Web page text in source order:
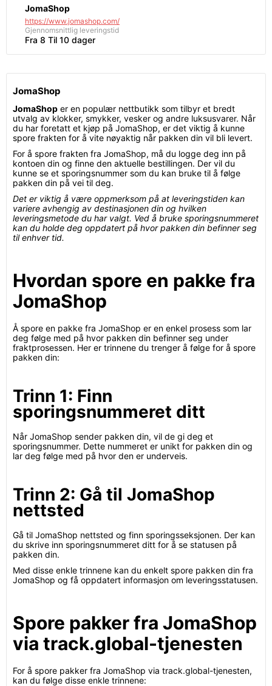
JomaShop
https://www.jomashop.com/
Gjennomsnittlig leveringstid
Fra 8 Til 10 dager
JomaShop
JomaShop er en populær nettbutikk som tilbyr et bredt
utvalg av klokker, smykker, vesker og andre luksusvarer. Når
du har foretatt et kjøp på JomaShop, er det viktig å kunne
spore frakten for å vite nøyaktig når pakken din vil bli levert.
For å spore frakten fra JomaShop, må du logge deg inn på
kontoen din og finne den aktuelle bestillingen. Der vil du
kunne se et sporingsnummer som du kan bruke til å følge
pakken din på vei til deg.
Det er viktig å være oppmerksom på at leveringstiden kan
variere avhengig av destinasjonen din og hvilken
leveringsmetode du har valgt. Ved å bruke sporingsnummeret
kan du holde deg oppdatert på hvor pakken din befinner seg
til enhver tid.
Hvordan spore en pakke fra
JomaShop
Å spore en pakke fra JomaShop er en enkel prosess som lar
deg følge med på hvor pakken din befinner seg under
fraktprosessen. Her er trinnene du trenger å følge for å spore
pakken din:
Trinn 1: Finn
sporingsnummeret ditt
Når JomaShop sender pakken din, vil de gi deg et
sporingsnummer. Dette nummeret er unikt for pakken din og
lar deg følge med på hvor den er underveis.
Trinn 2: Gå til JomaShop
nettsted
Gå til JomaShop nettsted og finn sporingsseksjonen. Der kan
du skrive inn sporingsnummeret ditt for å se statusen på
pakken din.
Med disse enkle trinnene kan du enkelt spore pakken din fra
JomaShop og få oppdatert informasjon om leveringsstatusen.
Spore pakker fra JomaShop
via track.global-tjenesten
For å spore pakker fra JomaShop via track.global-tjenesten,
kan du følge disse enkle trinnene: